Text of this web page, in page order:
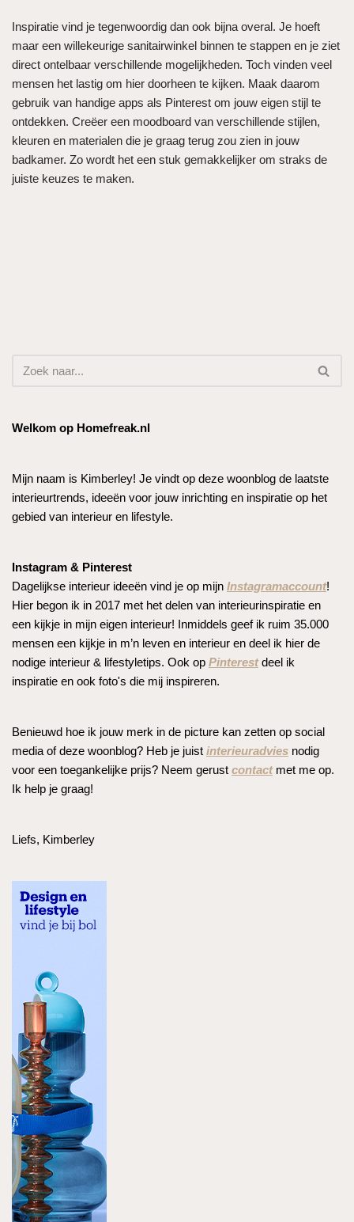
Inspiratie vind je tegenwoordig dan ook bijna overal. Je hoeft
maar een willekeurige sanitairwinkel binnen te stappen en je ziet
direct ontelbaar verschillende mogelijkheden. Toch vinden veel
mensen het lastig om hier doorheen te kijken. Maak daarom
gebruik van handige apps als Pinterest om jouw eigen stijl te
ontdekken. Creëer een moodboard van verschillende stijlen,
kleuren en materialen die je graag terug zou zien in jouw
badkamer. Zo wordt het een stuk gemakkelijker om straks de
juiste keuzes te maken.
Welkom op Homefreak.nl
Mijn naam is Kimberley! Je vindt op deze woonblog de laatste
interieurtrends, ideeën voor jouw inrichting en inspiratie op het
gebied van interieur en lifestyle.
Instagram & Pinterest
Dagelijkse interieur ideeën vind je op mijn Instagramaccount!
Hier begon ik in 2017 met het delen van interieurinspiratie en
een kijkje in mijn eigen interieur! Inmiddels geef ik ruim 35.000
mensen een kijkje in m’n leven en interieur en deel ik hier de
nodige interieur & lifestyletips. Ook op Pinterestdeel ik
inspiratie en ook foto's die mij inspireren.
Benieuwd hoe ik jouw merk in de picture kan zetten op social
media of deze woonblog? Heb je juist interieuradvies nodig
voor een toegankelijke prijs? Neem gerust contactmet me op.
Ik help je graag!
Liefs, Kimberley